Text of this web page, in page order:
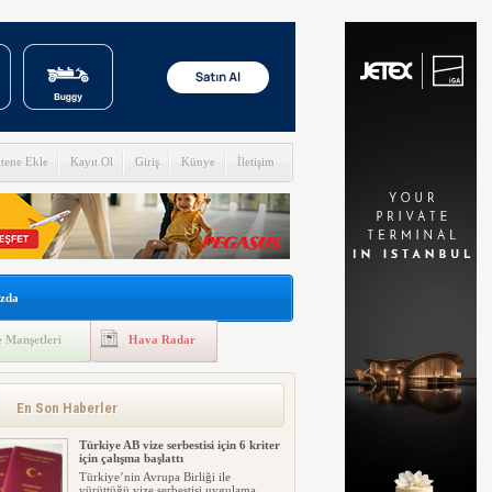
Ekle Kayıt Ol Giriş Künye İletişim
Manşetleri Hava Radar
En Son Haberler
Türkiye AB vize serbestisi için 6 kriter
için çalışma başlattı
Türkiye’nin Avrupa Birliği ile